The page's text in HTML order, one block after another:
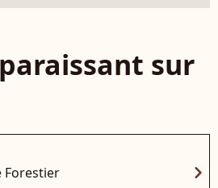
sur
Forestier chevron_right